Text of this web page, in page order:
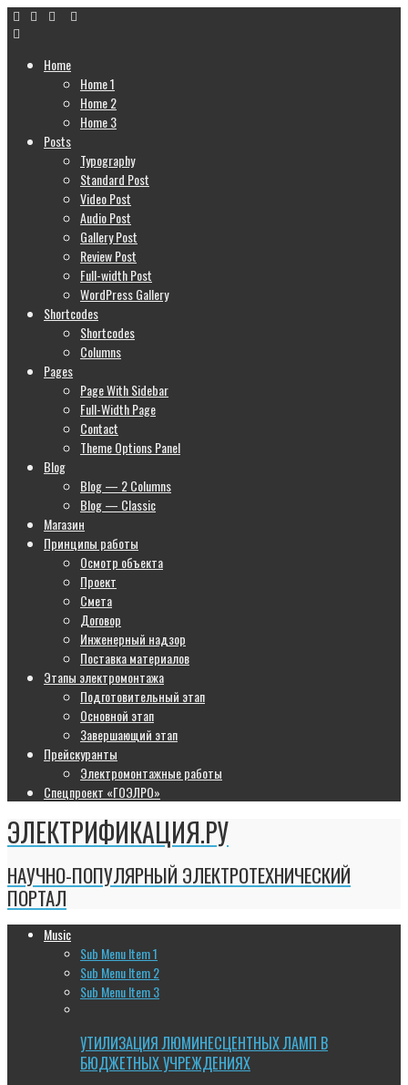
Home
Home 1
Home 2
Home 3
Posts
Typography
Standard Post
Video Post
Audio Post
Gallery Post
Review Post
Full-width Post
WordPress Gallery
Shortcodes
Shortcodes
Columns
Pages
Page With Sidebar
Full-Width Page
Contact
Theme Options Panel
Blog
Blog — 2 Columns
Blog — Classic
Магазин
Принципы работы
Осмотр объекта
Проект
Смета
Договор
Инженерный надзор
Поставка материалов
Этапы электромонтажа
Подготовительный этап
Основной этап
Завершающий этап
Прейскуранты
Электромонтажные работы
Спецпроект «ГОЭЛРО»
ЭЛЕКТРИФИКАЦИЯ.РУ
НАУЧНО-ПОПУЛЯРНЫЙ ЭЛЕКТРОТЕХНИЧЕСКИЙ
ПОРТАЛ
Music
Sub Menu Item 1
Sub Menu Item 2
Sub Menu Item 3
УТИЛИЗАЦИЯ ЛЮМИНЕСЦЕНТНЫХ ЛАМП В
БЮДЖЕТНЫХ УЧРЕЖДЕНИЯХ